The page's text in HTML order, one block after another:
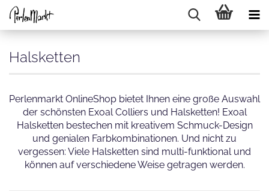
Halsketten
Perlenmarkt OnlineShop bietet Ihnen eine große Auswahl
der schönsten Exoal Colliers und Halsketten! Exoal
Halsketten bestechen mit kreativem Schmuck-Design
und genialen Farbkombinationen. Und nicht zu
vergessen: Viele Halsketten sind multi-funktional und
können auf verschiedene Weise getragen werden.